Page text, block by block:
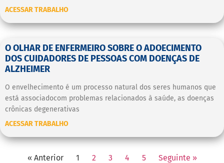
ACESSAR TRABALHO
O OLHAR DE ENFERMEIRO SOBRE O ADOECIMENTO
DOS CUIDADORES DE PESSOAS COM DOENÇAS DE
ALZHEIMER
O envelhecimento é um processo natural dos seres humanos que
está associadocom problemas relacionados à saúde, as doenças
crônicas degenerativas
ACESSAR TRABALHO
« Anterior 1 2 3 4 5 Seguinte »